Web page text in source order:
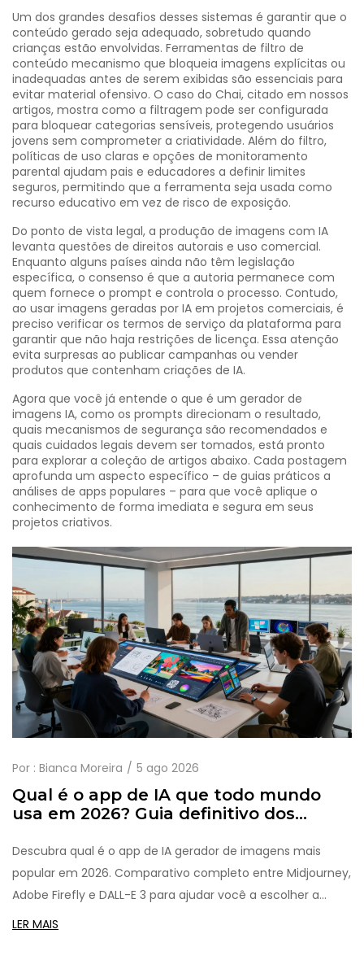
Um dos grandes desafios desses sistemas é garantir que o
conteúdo gerado seja adequado, sobretudo quando
crianças estão envolvidas. Ferramentas de filtro de
conteúdo mecanismo que bloqueia imagens explícitas ou
inadequadas antes de serem exibidas são essenciais para
evitar material ofensivo. O caso do Chai, citado em nossos
artigos, mostra como a filtragem pode ser configurada
para bloquear categorias sensíveis, protegendo usuários
jovens sem comprometer a criatividade. Além do filtro,
políticas de uso claras e opções de monitoramento
parental ajudam pais e educadores a definir limites
seguros, permitindo que a ferramenta seja usada como
recurso educativo em vez de risco de exposição.
Do ponto de vista legal, a produção de imagens com IA
levanta questões de direitos autorais e uso comercial.
Enquanto alguns países ainda não têm legislação
específica, o consenso é que a autoria permanece com
quem fornece o prompt e controla o processo. Contudo,
ao usar imagens geradas por IA em projetos comerciais, é
preciso verificar os termos de serviço da plataforma para
garantir que não haja restrições de licença. Essa atenção
evita surpresas ao publicar campanhas ou vender
produtos que contenham criações de IA.
Agora que você já entende o que é um gerador de
imagens IA, como os prompts direcionam o resultado,
quais mecanismos de segurança são recomendados e
quais cuidados legais devem ser tomados, está pronto
para explorar a coleção de artigos abaixo. Cada postagem
aprofunda um aspecto específico – de guias práticos a
análises de apps populares – para que você aplique o
conhecimento de forma imediata e segura em seus
projetos criativos.
Por : Bianca Moreira 5 ago 2026
Qual é o app de IA que todo mundo
usa em 2026? Guia definitivo dos
Descubra qual é o app de IA gerador de imagens mais
popular em 2026. Comparativo completo entre Midjourney,
Adobe Firefly e DALL-E 3 para ajudar você a escolher a
melhor ferramenta.
LER MAIS